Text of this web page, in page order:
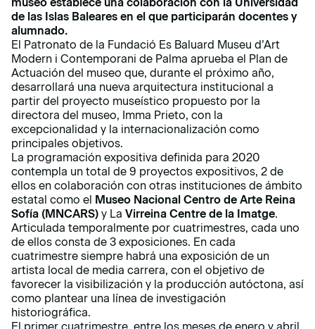
de las Islas Baleares en el que participarán docentes y
alumnado.
El Patronato de la Fundació Es Baluard Museu d’Art
Modern i Contemporani de Palma aprueba el Plan de
Actuación del museo que, durante el próximo año,
desarrollará una nueva arquitectura institucional a
partir del proyecto museístico propuesto por la
directora del museo, Imma Prieto, con la
excepcionalidad y la internacionalización como
principales objetivos.
La programación expositiva definida para 2020
contempla un total de 9 proyectos expositivos, 2 de
ellos en colaboración con otras instituciones de ámbito
estatal como el Museo Nacional Centro de Arte Reina
Sofía (MNCARS) y La Virreina Centre de la Imatge.
Articulada temporalmente por cuatrimestres, cada uno
de ellos consta de 3 exposiciones. En cada
cuatrimestre siempre habrá una exposición de un
artista local de media carrera, con el objetivo de
favorecer la visibilización y la producción autóctona, así
como plantear una línea de investigación
historiográfica.
El primer cuatrimestre, entre los meses de enero y abril,